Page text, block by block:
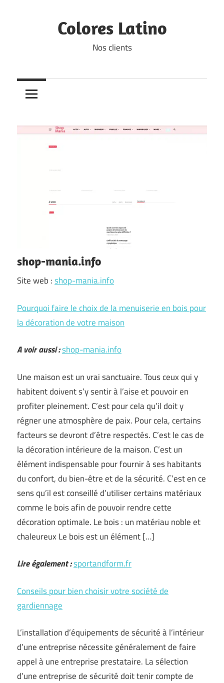
Colores Latino
Nos clients
shop-mania.info
Site web :shop-mania.info
Pourquoi faire le choix de la menuiserie en bois pour
la décoration de votre maison
A voir aussi :shop-mania.info
Une maison est un vrai sanctuaire. Tous ceux qui y
habitent doivent s’y sentir à l’aise et pouvoir en
profiter pleinement. C’est pour cela qu’il doit y
régner une atmosphère de paix. Pour cela, certains
facteurs se devront d’être respectés. C’est le cas de
la décoration intérieure de la maison. C’est un
élément indispensable pour fournir à ses habitants
du confort, du bien-être et de la sécurité. C’est en ce
sens qu’il est conseillé d’utiliser certains matériaux
comme le bois afin de pouvoir rendre cette
décoration optimale. Le bois : un matériau noble et
chaleureux Le bois est un élément […]
Lire également :sportandform.fr
Conseils pour bien choisir votre société de
gardiennage
L’installation d’équipements de sécurité à l’intérieur
d’une entreprise nécessite généralement de faire
appel à une entreprise prestataire. La sélection
d’une entreprise de sécurité doit tenir compte de